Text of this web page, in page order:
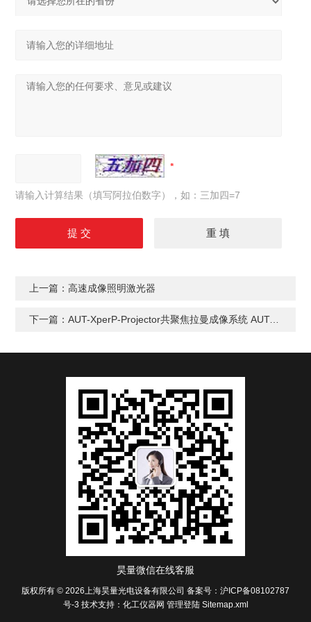
请输入计算结果（填写阿拉伯数字），如：三加四=7
上一篇：高速成像照明激光器
下一篇：AUT-XperP-Projector共聚焦拉曼成像系统 AUT-XperRAM RF
昊量微信在线客服
版权所有 © 2026上海昊量光电设备有限公司 备案号：沪ICP备08102787
号-3 技术支持： 化工仪器网 管理登陆 Sitemap.xml